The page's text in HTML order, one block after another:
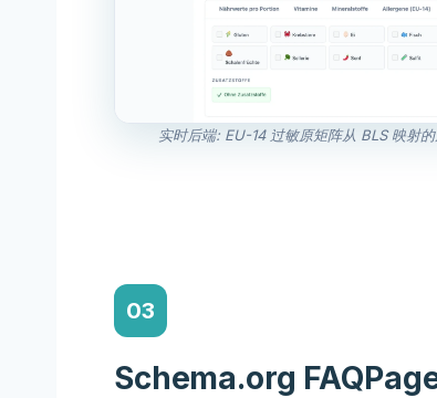
实时后端: EU-14 过敏原矩阵从 BLS 映射
03
Schema.org